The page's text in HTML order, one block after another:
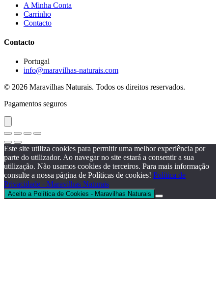
A Minha Conta
Carrinho
Contacto
Contacto
Portugal
info@maravilhas-naturais.com
© 2026 Maravilhas Naturais. Todos os direitos reservados.
Pagamentos seguros
Este site utiliza cookies para permitir uma melhor experiência por
parte do utilizador. Ao navegar no site estará a consentir a sua
utilização. Não usamos cookies de terceiros. Para mais informação
consulte a nossa página de Políticas de cookies! Política de
Privacidade - Maravilhas Naturais
Aceito a Política de Cookies - Maravilhas Naturais